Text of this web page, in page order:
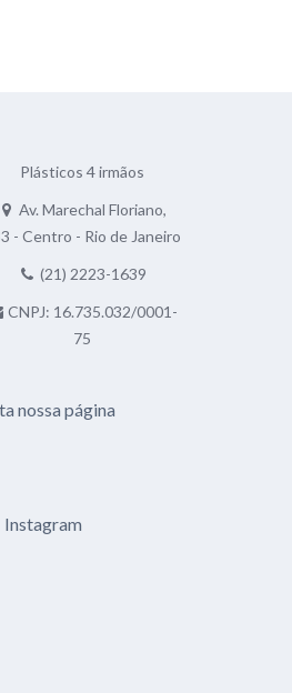
Plásticos 4 irmãos
Av. Marechal Floriano,
- Centro - Rio de Janeiro
(21) 2223-1639
CNPJ: 16.735.032/0001-
75
nossa página
Instagram